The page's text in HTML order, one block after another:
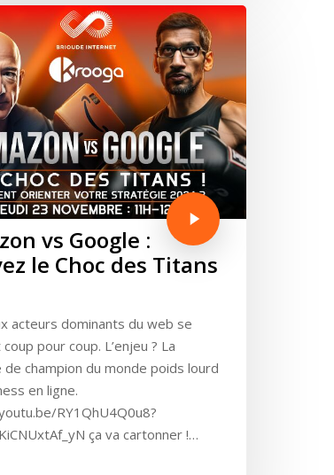
vs Google :
le Choc des Titans
acteurs dominants du web se
pour coup. L’enjeu ? La
de champion du monde poids lourd
en ligne.
RY1QhU4Q0u8?
ça va cartonner !…